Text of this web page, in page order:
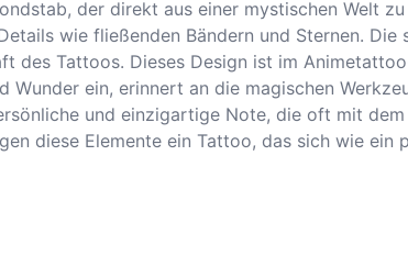
der direkt aus einer mystischen Welt
wie fließenden Bändern und Sternen.
des Tattoos. Dieses Design ist im
Wunder ein, erinnert an die magischen
und einzigartige Note, die oft mit
diese Elemente ein Tattoo, das sich wie